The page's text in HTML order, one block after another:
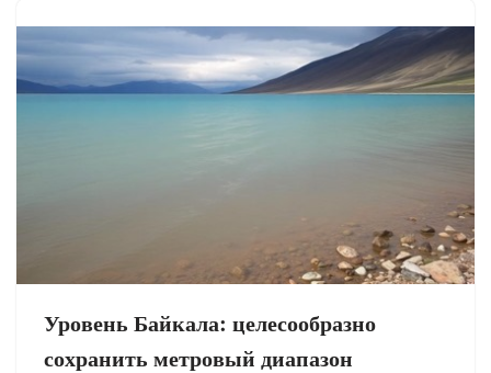
Уровень Байкала: целесообразно
сохранить метровый диапазон